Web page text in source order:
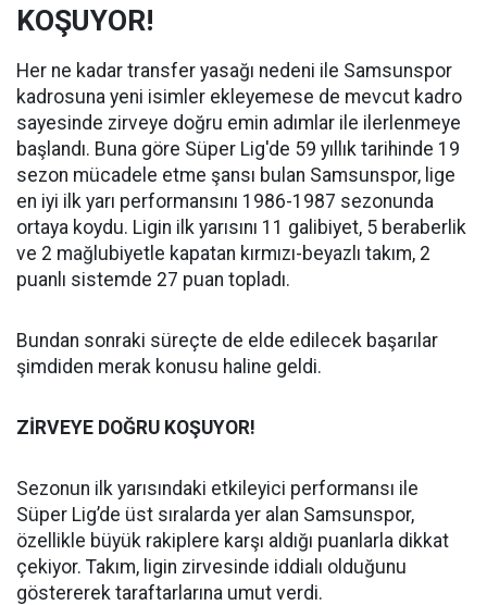
KOŞUYOR!
Her ne kadar transfer yasağı nedeni ile Samsunspor
kadrosuna yeni isimler ekleyemese de mevcut kadro
sayesinde zirveye doğru emin adımlar ile ilerlenmeye
başlandı. Buna göre Süper Lig'de 59 yıllık tarihinde 19
sezon mücadele etme şansı bulan Samsunspor, lige
en iyi ilk yarı performansını 1986-1987 sezonunda
ortaya koydu. Ligin ilk yarısını 11 galibiyet, 5 beraberlik
ve 2 mağlubiyetle kapatan kırmızı-beyazlı takım, 2
puanlı sistemde 27 puan topladı.
Bundan sonraki süreçte de elde edilecek başarılar
şimdiden merak konusu haline geldi.
ZİRVEYE DOĞRU KOŞUYOR!
Sezonun ilk yarısındaki etkileyici performansı ile
Süper Lig’de üst sıralarda yer alan Samsunspor,
özellikle büyük rakiplere karşı aldığı puanlarla dikkat
çekiyor. Takım, ligin zirvesinde iddialı olduğunu
göstererek taraftarlarına umut verdi.